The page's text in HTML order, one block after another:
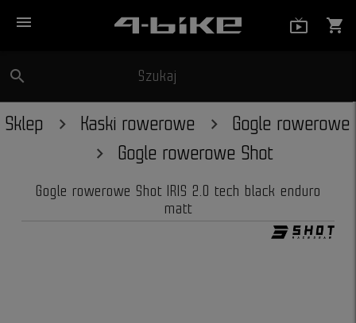
menu shopping_cart
search Szukaj
Sklep Kaski rowerowe
Gogle rowerowe
Gogle rowerowe Shot
Gogle rowerowe Shot IRIS 2.0 tech black enduro
matt